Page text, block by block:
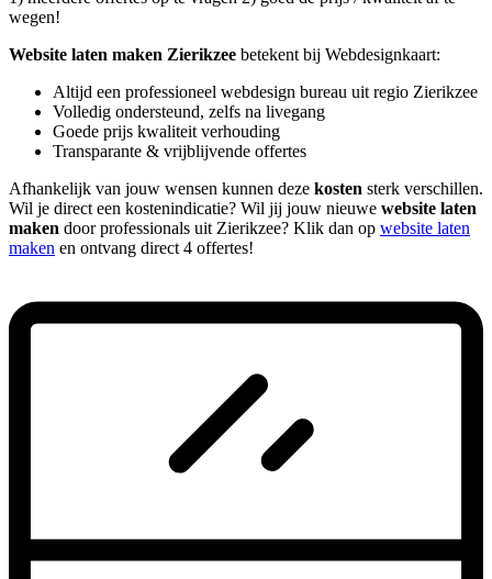
wegen!
Website laten maken Zierikzee betekent bij Webdesignkaart:
Altijd een professioneel webdesign bureau uit regio Zierikzee
Volledig ondersteund, zelfs na livegang
Goede prijs kwaliteit verhouding
Transparante & vrijblijvende offertes
Afhankelijk van jouw wensen kunnen deze kosten sterk verschillen.
Wil je direct een kostenindicatie? Wil jij jouw nieuwe website laten
maken door professionals uit Zierikzee? Klik dan op website laten
maken en ontvang direct 4 offertes!